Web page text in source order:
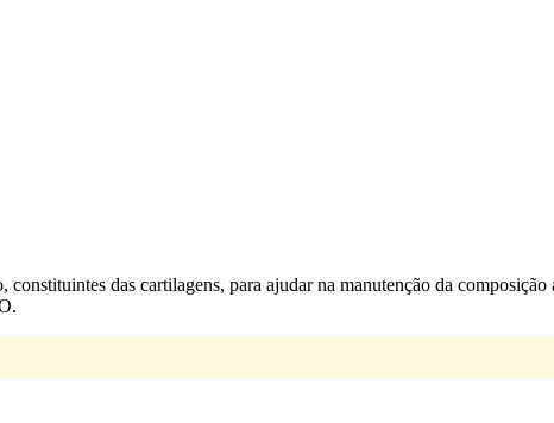
das cartilagens, para ajudar na manutenção da